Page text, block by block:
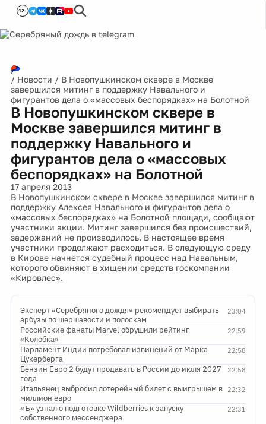
12+
/ Новости / В Новопушкинском сквере в Москве
завершился митинг в поддержку Навального и
фигурантов дела о «массовых беспорядках» на Болотной
В Новопушкинском сквере в
Москве завершился митинг в
поддержку Навального и
фигурантов дела о «массовых
беспорядках» на Болотной
17 апреля 2013
В Новопушкинском сквере в Москве завершился митинг в
поддержку Алексея Навального и фигурантов дела о
«массовых беспорядках» на Болотной площади, сообщают
участники акции. Митинг завершился без происшествий,
задержаний не производилось. В настоящее время
участники продолжают расходиться. В следующую среду
в Кирове начнется судебный процесс над Навальным,
которого обвиняют в хищении средств госкомпании
«Кировлес».
23:04
Эксперт «Серебряного дождя» рекомендует выбирать
арбузы по шершавости и полоскам
22:59
Российские фанаты Marvel обрушили рейтинг
«Колобка»
22:58
Парламент Индии потребовал извинений от Марка
Цукерберга
22:58
Бензин Евро 2 будут продавать в России до июля 2027
года
22:32
Итальянец выбросил лотерейный билет с выигрышем в
миллион евро
22:31
«Ъ» узнал о подготовке Wildberries к запуску
собственного мессенджера